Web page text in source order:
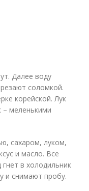
Далее воду
соломкой.
корейской. Лук
– меленькими
сахаром, луком,
и масло. Все
в холодильник
и снимают пробу.